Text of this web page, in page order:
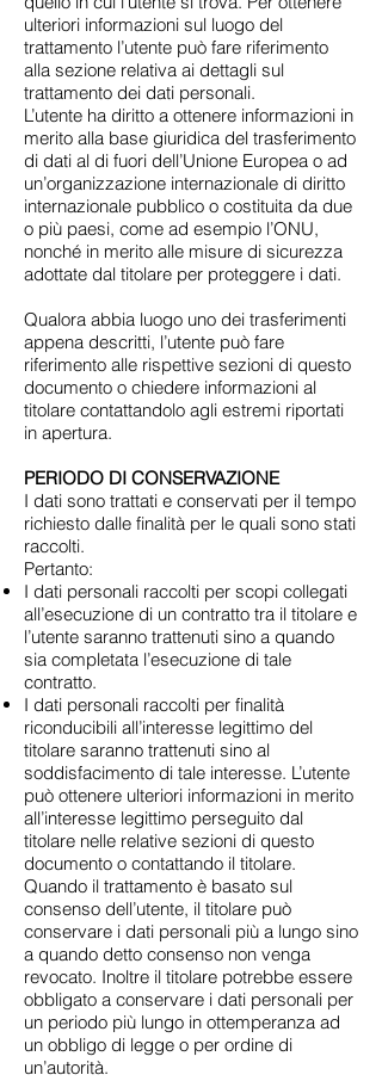
ulteriori informazioni sul luogo del
trattamento l’utente può fare riferimento
alla sezione relativa ai dettagli sul
trattamento dei dati personali.
L’utente ha diritto a ottenere informazioni in
merito alla base giuridica del trasferimento
di dati al di fuori dell’Unione Europea o ad
un’organizzazione internazionale di diritto
internazionale pubblico o costituita da due
o più paesi, come ad esempio l’ONU,
nonché in merito alle misure di sicurezza
adottate dal titolare per proteggere i dati.
Qualora abbia luogo uno dei trasferimenti
appena descritti, l’utente può fare
riferimento alle rispettive sezioni di questo
documento o chiedere informazioni al
titolare contattandolo agli estremi riportati
in apertura.
PERIODO DI CONSERVAZIONE
I dati sono trattati e conservati per il tempo
richiesto dalle finalità per le quali sono stati
raccolti.
Pertanto:
I dati personali raccolti per scopi collegati
all’esecuzione di un contratto tra il titolare e
l’utente saranno trattenuti sino a quando
sia completata l’esecuzione di tale
contratto.
I dati personali raccolti per finalità
riconducibili all’interesse legittimo del
titolare saranno trattenuti sino al
soddisfacimento di tale interesse. L’utente
può ottenere ulteriori informazioni in merito
all’interesse legittimo perseguito dal
titolare nelle relative sezioni di questo
documento o contattando il titolare.
Quando il trattamento è basato sul
consenso dell’utente, il titolare può
conservare i dati personali più a lungo sino
a quando detto consenso non venga
revocato. Inoltre il titolare potrebbe essere
obbligato a conservare i dati personali per
un periodo più lungo in ottemperanza ad
un obbligo di legge o per ordine di
un’autorità.